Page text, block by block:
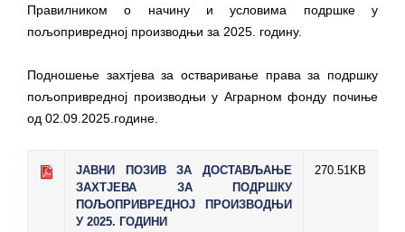
Правилником о начину и условима подршке у
пољопривредној производњи за 2025. годину.
Подношење захтјева за остваривање права за подршку
пољопривредној производњи у Аграрном фонду почиње
од 02.09.2025.године.
JАВНИ ПОЗИВ ЗА ДОСТАВЉАЊЕ
ЗАХТЈЕВА ЗА ПОДРШКУ
ПОЉОПРИВРЕДНОЈ ПРОИЗВОДЊИ
У 2025. ГОДИНИ
270.51KB